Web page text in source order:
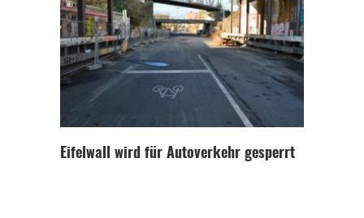
Eifelwall wird für Autoverkehr gesperrt